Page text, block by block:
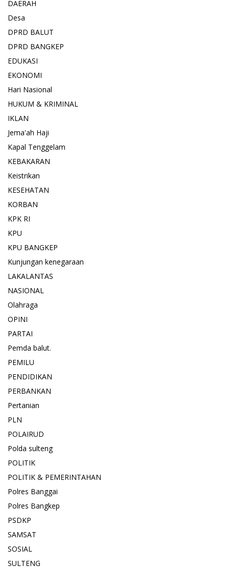
DAERAH
Desa
DPRD BALUT
DPRD BANGKEP
EDUKASI
EKONOMI
Hari Nasional
HUKUM & KRIMINAL
IKLAN
Jema'ah Haji
Kapal Tenggelam
KEBAKARAN
Keistrikan
KESEHATAN
KORBAN
KPK RI
KPU
KPU BANGKEP
Kunjungan kenegaraan
LAKALANTAS
NASIONAL
Olahraga
OPINI
PARTAI
Pemda balut.
PEMILU
PENDIDIKAN
PERBANKAN
Pertanian
PLN
POLAIRUD
Polda sulteng
POLITIK
POLITIK & PEMERINTAHAN
Polres Banggai
Polres Bangkep
PSDKP
SAMSAT
SOSIAL
SULTENG